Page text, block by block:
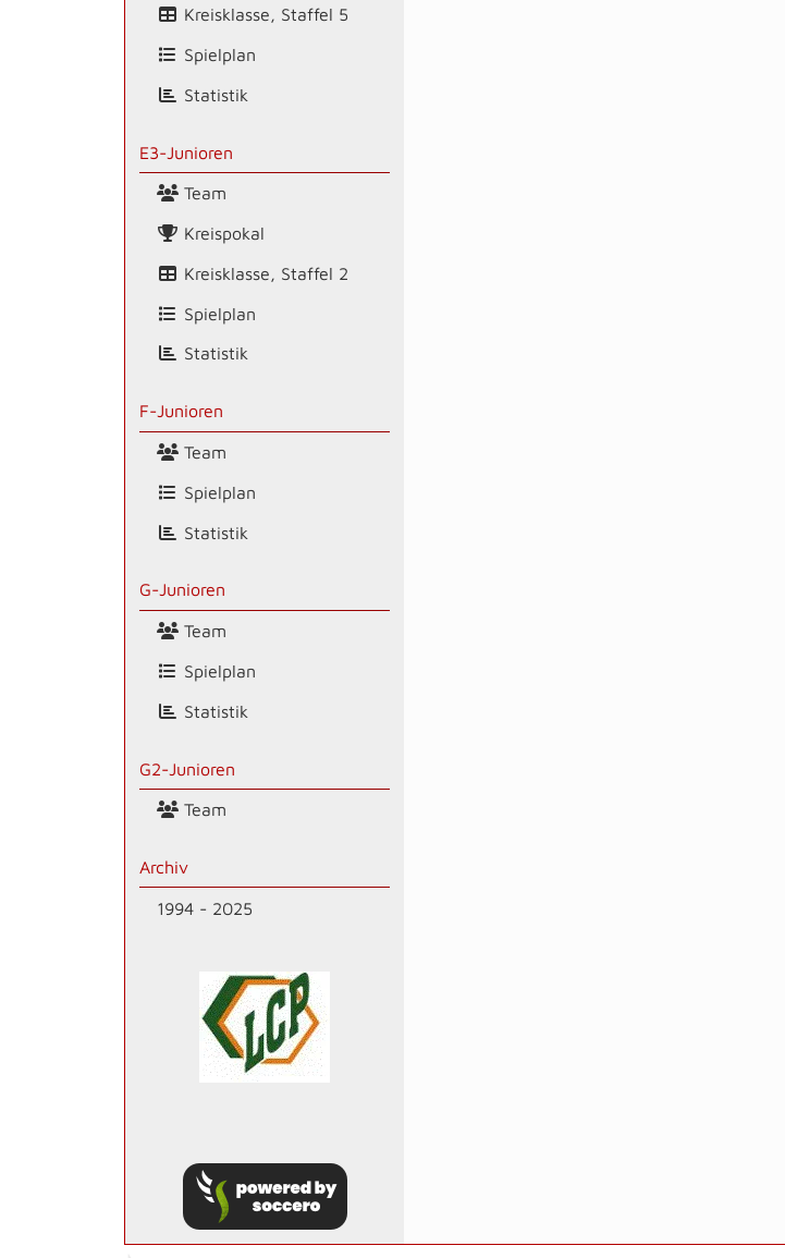
Kreisklasse, Staffel 5
Spielplan
Statistik
E3-Junioren
Team
Kreispokal
Kreisklasse, Staffel 2
Spielplan
Statistik
F-Junioren
Team
Spielplan
Statistik
G-Junioren
Team
Spielplan
Statistik
G2-Junioren
Team
Archiv
1994 - 2025